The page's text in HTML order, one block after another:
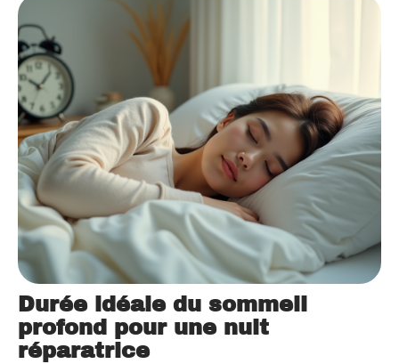
Durée idéale du sommeil
profond pour une nuit
réparatrice